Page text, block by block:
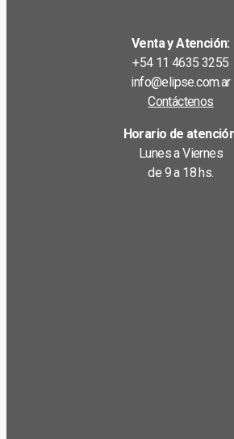
Venta y Atención:
+54 11 4635 3255
info@elipse.com.ar
Contáctenos
Horario de
Lunes a Viernes
de 9 a 18 hs.